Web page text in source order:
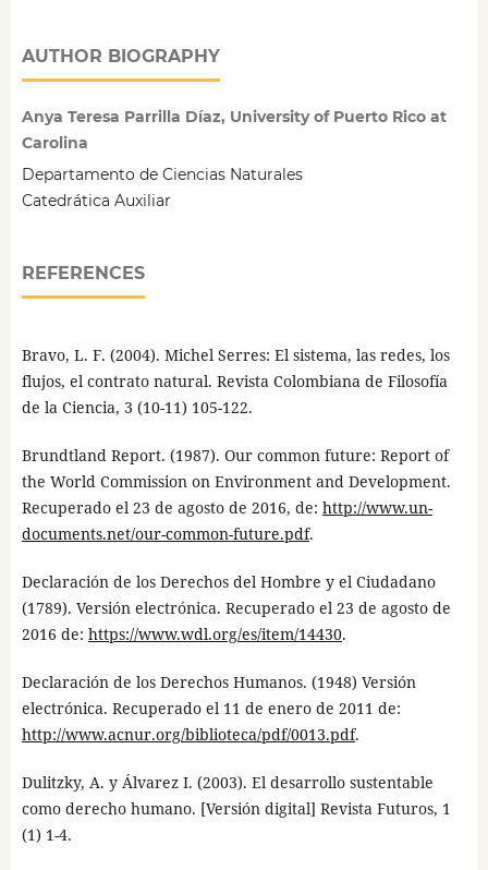
AUTHOR BIOGRAPHY
Anya Teresa Parrilla Díaz, University of Puerto Rico at
Carolina
Departamento de Ciencias Naturales
Catedrática Auxiliar
REFERENCES
Bravo, L. F. (2004). Michel Serres: El sistema, las redes, los
flujos, el contrato natural. Revista Colombiana de Filosofía
de la Ciencia, 3 (10-11) 105-122.
Brundtland Report. (1987). Our common future: Report of
the World Commission on Environment and Development.
Recuperado el 23 de agosto de 2016, de: http://www.un-
documents.net/our-common-future.pdf.
Declaración de los Derechos del Hombre y el Ciudadano
(1789). Versión electrónica. Recuperado el 23 de agosto de
2016 de: https://www.wdl.org/es/item/14430.
Declaración de los Derechos Humanos. (1948) Versión
electrónica. Recuperado el 11 de enero de 2011 de:
http://www.acnur.org/biblioteca/pdf/0013.pdf.
Dulitzky, A. y Álvarez I. (2003). El desarrollo sustentable
como derecho humano. [Versión digital] Revista Futuros, 1
(1) 1-4.